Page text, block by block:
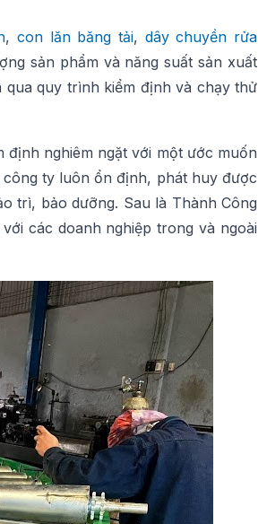
,con lăn băng tải, dây chuyền rửa
sản phẩm và năng suất sản xuất
quy trình kiểm định và chạy thử
nghiêm ngặt với một ước muốn
ty luôn ổn định, phát huy được
trì, bảo dưỡng. Sau là Thành Công
các doanh nghiệp trong và ngoài